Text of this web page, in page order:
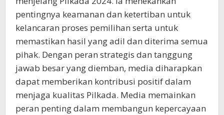
pentingnya keamanan dan ketertiban untuk
kelancaran proses pemilihan serta untuk
memastikan hasil yang adil dan diterima semua
pihak. Dengan peran strategis dan tanggung
jawab besar yang diemban, media diharapkan
dapat memberikan kontribusi positif dalam
menjaga kualitas Pilkada. Media memainkan
peran penting dalam membangun kepercayaan